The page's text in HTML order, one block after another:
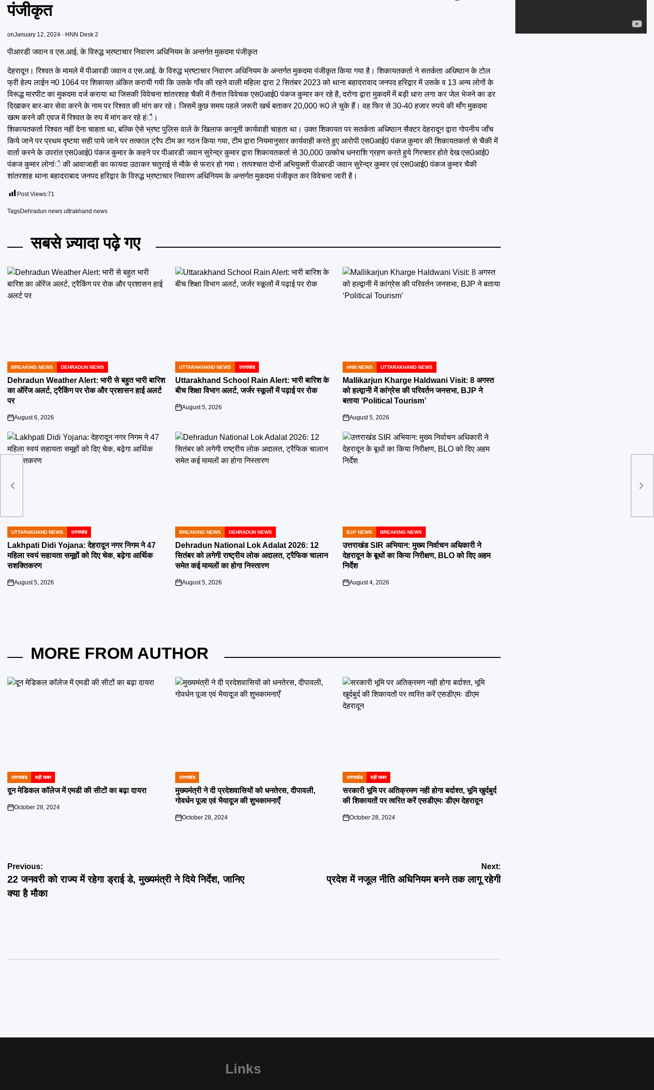
पंजीकृत
onJanuary 12, 2024 HNN Desk 2
पीआरडी जवान व एस.आई. के विरुद्ध भ्रष्टाचार निवारण अधिनियम के अन्तर्गत मुकदमा पंजीकृत
देहरादून। रिश्वत के मामले में पीआरडी जवान व एस.आई. के विरुद्ध भ्रष्टाचार निवारण अधिनियम के अन्तर्गत मुकदमा पंजीकृत किया गया है। शिकायतकर्ता ने सतर्कता अधिष्ठान के टोल
फ्री हेल्प लाईन न0 1064 पर शिकायत अंकित करायी गयी कि उसके गाँव की रहने वाली महिला द्वारा 2 सितंबर 2023 को थाना बहादरावाद जनपद हरिद्वार में उसके व 13 अन्य लोगों के
विरूद्ध मारपीट का मुकदमा दर्ज कराया था जिसकी विवेचना शांतरशाह चैकी में तैनात विवेचक एस0आई0 पंकज कुमार कर रहे है, दरोगा द्वारा मुकदमें में बड़ी धारा लगा कर जेल भेजने का डर
दिखाकर बार-बार सेवा करने के नाम पर रिश्वत की मांग कर रहे। जिसमें कुछ समय पहले जरूरी खर्च बताकर 20,000 रू0 ले चुके हैं। वह फिर से 30-40 हजार रुपये की माँग मुकदमा
खत्म करने की एवज में रिश्वत के रुप में मांग कर रहे हंै।
शिकायतकर्ता रिश्वत नहीं देना चाहता था, बल्कि ऐसे भ्रष्ट पुलिस वाले के खिलाफ कानूनी कार्यवाही चाहता था। उक्त शिकायत पर सतर्कता अधिष्ठान सैक्टर देहरादून द्वारा गोपनीय जाँच
किये जाने पर प्रथम दृष्टया सही पाये जाने पर तत्काल ट्रैप टीम का गठन किया गया, टीम द्वारा नियमानुसार कार्यवाही करते हुए आरोपी एस0आई0 पंकज कुमार की शिकायतकर्ता से चैकी में
वार्ता करने के उपरांत एस0आई0 पंकज कुमार के कहने पर पीआरडी जवान सुरेन्द्र कुमार द्वारा शिकायतकर्ता से 30,000 उत्कोच धनराशि ग्रहण करते हुये गिरफ्तार होते देख एस0आई0
पंकज कुमार लोगांे की आवाजाही का फायदा उठाकर चतुराई से मौके से फरार हो गया। तत्पश्चात दोनों अभियुक्तों पीआरडी जवान सुरेन्द्र कुमार एवं एस0आई0 पंकज कुमार चैकी
शांतरशाह थाना बहादराबाद जनपद हरिद्वार के विरुद्ध भ्रष्टाचार निवारण अधिनियम के अन्तर्गत मुकदमा पंजीकृत कर विवेचना जारी है।
Post Views:71
TagsDehradun news uttrakhand news
सबसे ज़्यादा पढ़े गए
POSTED
IN
BREAKING NEWS DEHRADUN NEWS
Dehradun Weather Alert: भारी से बहुत भारी बारिश
का ऑरेंज अलर्ट, ट्रैकिंग पर रोक और प्रशासन हाई अलर्ट
पर
on
August 6, 2026
POSTED
IN
UTTARAKHAND NEWS उत्तराखंड
Uttarakhand School Rain Alert: भारी बारिश के
बीच शिक्षा विभाग अलर्ट, जर्जर स्कूलों में पढ़ाई पर रोक
on
August 5, 2026
POSTED
IN
HNN NEWS UTTARAKHAND NEWS
Mallikarjun Kharge Haldwani Visit: 8 अगस्त
को हल्द्वानी में कांग्रेस की परिवर्तन जनसभा, BJP ने
बताया ‘Political Tourism’
on
August 5, 2026
POSTED
IN
UTTARAKHAND NEWS उत्तराखंड
Lakhpati Didi Yojana: देहरादून नगर निगम ने 47
महिला स्वयं सहायता समूहों को दिए चेक, बढ़ेगा आर्थिक
सशक्तिकरण
on
August 5, 2026
POSTED
IN
BREAKING NEWS DEHRADUN NEWS
Dehradun National Lok Adalat 2026: 12
सितंबर को लगेगी राष्ट्रीय लोक अदालत, ट्रैफिक चालान
समेत कई मामलों का होगा निस्तारण
on
August 5, 2026
POSTED
IN
BJP NEWS BREAKING NEWS
उत्तराखंड SIR अभियान: मुख्य निर्वाचन अधिकारी ने
देहरादून के बूथों का किया निरीक्षण, BLO को दिए अहम
निर्देश
on
August 4, 2026
MORE FROM AUTHOR
POSTED
IN
उत्तराखंड बड़ी खबर
दून मेडिकल कॉलेज में एमडी की सीटों का बढ़ा दायरा
on
October 28, 2024
POSTED
IN
उत्तराखंड
मुख्यमंत्री ने दी प्रदेशवासियों को धनतेरस, दीपावली,
गोवर्धन पूजा एवं भैयादूज की शुभकामनाएँ
on
October 28, 2024
POSTED
IN
उत्तराखंड बड़ी खबर
सरकारी भूमि पर अतिक्रमण नही होगा बर्दाश्त, भूमि खुर्दबुर्द
की शिकायतों पर त्वरित करें एसडीएमः डीएम देहरादून
on
October 28, 2024
लागू
Post
navigation
Previous:
22 जनवरी को राज्य में रहेगा ड्राई डे, मुख्यमंत्री ने दिये निर्देश, जानिए
क्या है मौका
Next:
प्रदेश में नजूल नीति अधिनियम बनने तक लागू रहेगी
Links